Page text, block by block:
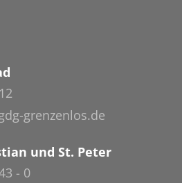
grenzenlos.de
und St. Peter
- 0